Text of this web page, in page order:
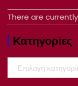
There are
Kατηγορίες